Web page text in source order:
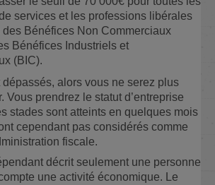
services et les professions libérales
Bénéfices Non Commerciaux
Bénéfices Industriels et
(BIC).
alors vous ne serez plus
Vous prendrez le statut d’entreprise
stades sont atteints en quelques mois
cependant pas considérés comme
fiscale.
décrit seulement une personne
une activité économique. Le